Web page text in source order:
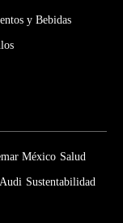
y Bebidas
México Salud
Audi Sustentabilidad